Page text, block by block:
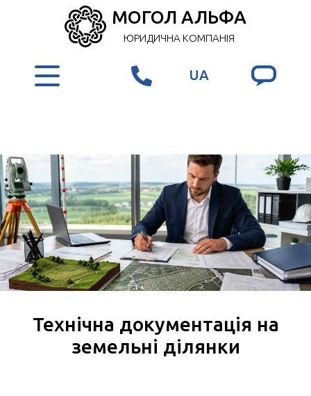
МОГОЛ АЛЬФА
ЮРИДИЧНА КОМПАНІЯ
UA
Технічна документація на
земельні ділянки